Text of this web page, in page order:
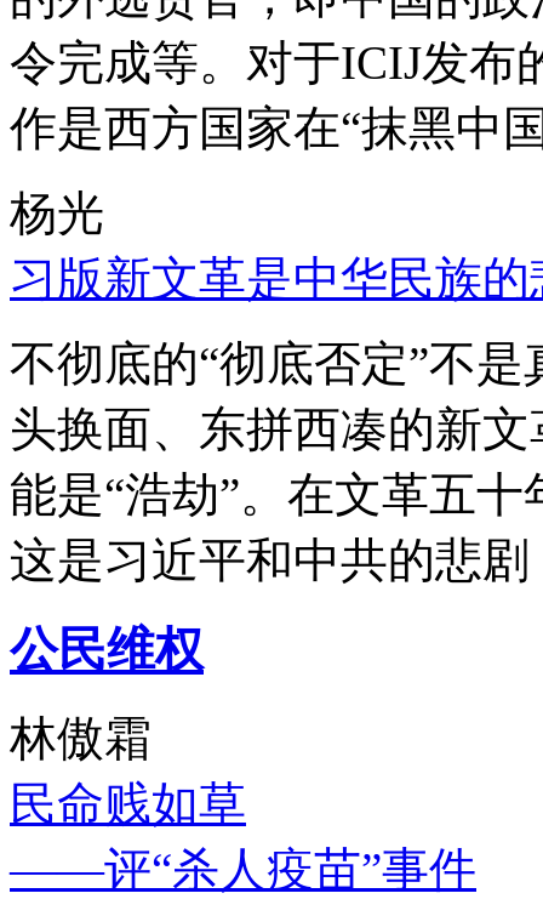
令完成等。对于ICIJ发布
作是西方国家在“抹黑中
杨光
习版新文革是中华民族的
不彻底的“彻底否定”不
头换面、东拼西凑的新
能是“浩劫”。在文革五
这是习近平和中共的悲
公民维权
林傲霜
民命贱如草
——评“杀人疫苗”事件